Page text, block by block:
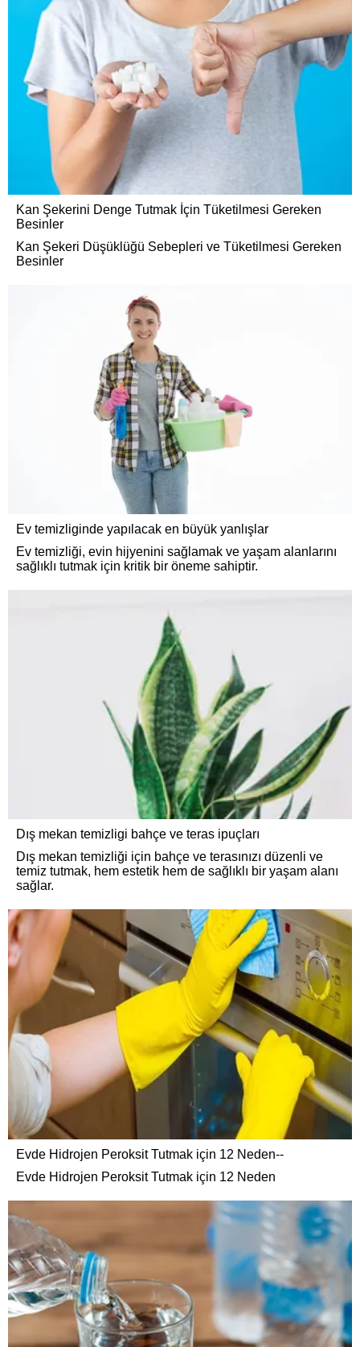
Kan Şekerini Denge Tutmak İçin Tüketilmesi Gereken
Besinler
Kan Şekeri Düşüklüğü Sebepleri ve Tüketilmesi Gereken
Besinler
Ev temizliginde yapılacak en büyük yanlışlar
Ev temizliği, evin hijyenini sağlamak ve yaşam alanlarını
sağlıklı tutmak için kritik bir öneme sahiptir.
Dış mekan temizligi bahçe ve teras ipuçları
Dış mekan temizliği için bahçe ve terasınızı düzenli ve
temiz tutmak, hem estetik hem de sağlıklı bir yaşam alanı
sağlar.
Evde Hidrojen Peroksit Tutmak için 12 Neden--
Evde Hidrojen Peroksit Tutmak için 12 Neden